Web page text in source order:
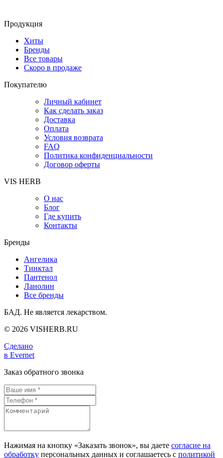
Продукция
Хиты
Бренды
Все товары
Скоро в продаже
Покупателю
Личный кабинет
Как сделать заказ
Доставка
Оплата
Условия возврата
FAQ
Политика конфиденциальности
Договор оферты
VIS HERB
О нас
Блог
Где купить
Контакты
Бренды
Ангелика
Тинктал
Пантенол
Ланолин
Все бренды
БАД. Не является лекарством.
© 2026 VISHERB.RU
Сделано
в Evernet
Заказ обратного звонка
Нажимая на кнопку «Заказать звонок», вы даете согласие на
обработку персональных данных и соглашаетесь c политикой